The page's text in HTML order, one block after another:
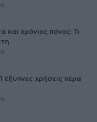
και χρόνιος πόνος: Τι
έξυπνες χρήσεις πέρα